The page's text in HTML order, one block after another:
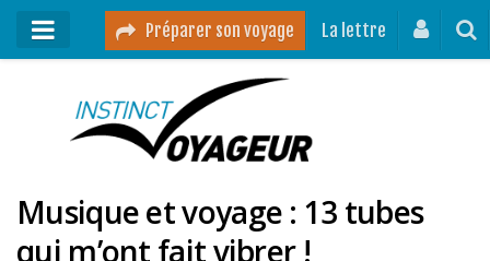
Préparer son voyage La lettre
Mon podcast
Destinations
Mes ressources pour voyager
Musique et voyage : 13 tubes
qui m’ont fait vibrer !